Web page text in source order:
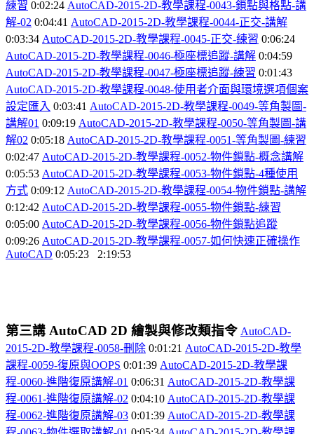
練習 0:02:24 AutoCAD-2015-2D-教學課程-0043-鎖點與格點-講
解-02 0:04:41 AutoCAD-2015-2D-教學課程-0044-正交-講解
0:03:34 AutoCAD-2015-2D-教學課程-0045-正交-練習 0:06:24
AutoCAD-2015-2D-教學課程-0046-極座標追蹤-講解 0:04:59
AutoCAD-2015-2D-教學課程-0047-極座標追蹤-練習 0:01:43
AutoCAD-2015-2D-教學課程-0048-使用者介面與環境選項個案
設定匯入 0:03:41 AutoCAD-2015-2D-教學課程-0049-等角製圖-
講解01 0:09:19 AutoCAD-2015-2D-教學課程-0050-等角製圖-講
解02 0:05:18 AutoCAD-2015-2D-教學課程-0051-等角製圖-練習
0:02:47 AutoCAD-2015-2D-教學課程-0052-物件鎖點-概念講解
0:05:53 AutoCAD-2015-2D-教學課程-0053-物件鎖點-4種使用
方式 0:09:12 AutoCAD-2015-2D-教學課程-0054-物件鎖點-講解
0:12:42 AutoCAD-2015-2D-教學課程-0055-物件鎖點-練習
0:05:00 AutoCAD-2015-2D-教學課程-0056-物件鎖點追蹤
0:09:26 AutoCAD-2015-2D-教學課程-0057-如何快速正確操作
AutoCAD 0:05:23 2:19:53
第三講 AutoCAD 2D 繪製與修改類指令 AutoCAD-
2015-2D-教學課程-0058-刪除 0:01:21 AutoCAD-2015-2D-教學
課程-0059-復原與OOPS 0:01:39 AutoCAD-2015-2D-教學課
程-0060-進階復原講解-01 0:06:31 AutoCAD-2015-2D-教學課
程-0061-進階復原講解-02 0:04:10 AutoCAD-2015-2D-教學課
程-0062-進階復原講解-03 0:01:39 AutoCAD-2015-2D-教學課